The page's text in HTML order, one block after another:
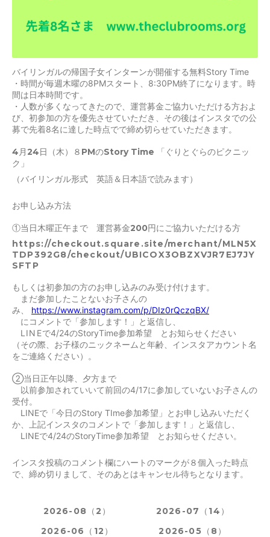
バイリンガルの帰国子女インターンが開催する無料Story Time
・時間が毎週木曜の8PMスタート、8:30PM終了になります。時
間は日本時間です。
・人数が多くなってきたので、運営募金ご協力いただける方およ
び、初参加の方を優先させていただき、その後はインスタでの公
募で先着8名に達した時点でで締め切らせていただきます。
4月24日（木）８PMのStory Time 「ぐりとぐらのピクニッ
ク」
（バイリンガル形式 英語＆日本語で読みます）
お申し込み方法
①当日木曜正午まで 運営募金200円にご協力いただける方
https://checkout.square.site/merchant/MLN5X
TDP392G8/checkout/UBICOX3OBZXVJR7EJ7JY
SFTP
もしくは初参加の方のお申し込みのみ受け付けます。
まだ参加したことないお子さんの
み、
https://www.instagram.com/p/DIz0rQczqBX/
に コメントで「参加します！」と返信し、
LINEで4/24のStoryTime参加希望 とお知らせください
（その際、お子様のニックネームと年齢、インスタアカウント名
をご連絡ください）。
②当日正午以降、夕方まで
以前参加されていいて前回の4/17に参加していないお子さんの
受付。
LINEで「今日のStory TIme参加希望」とお申し込みいただく
か、上記インスタのコメントで「参加します！」と返信し、
LINEで4/24のStoryTime参加希望 とお知らせください。
インスタ投稿のコメント欄にハートのマークが８個入った時点
で、締め切りまして、そのあとはキャンセル待ちとなります。
2026-08（2）
2026-07（14）
2026-06（12）
2026-05（8）